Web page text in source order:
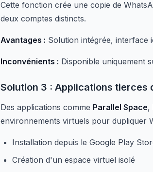
Cette fonction crée une copie de
deux comptes distincts.
Avantages : Solution intégrée, interface
Inconvénients : Disponible uniquement
Solution 3 : Applications tierces
Des applications comme Parallel Space,
environnements virtuels pour dupliquer
Installation depuis le Google Play
Création d'un espace virtuel isolé